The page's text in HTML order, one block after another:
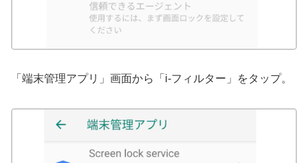
「端末管理アプリ」画面から「i-フィルター」をタップ。